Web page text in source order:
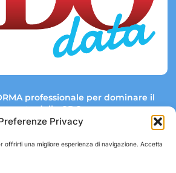
Privacy
offrirti una migliore esperienza di navigazione. Accetta
professionale per dominare il
della GDO.